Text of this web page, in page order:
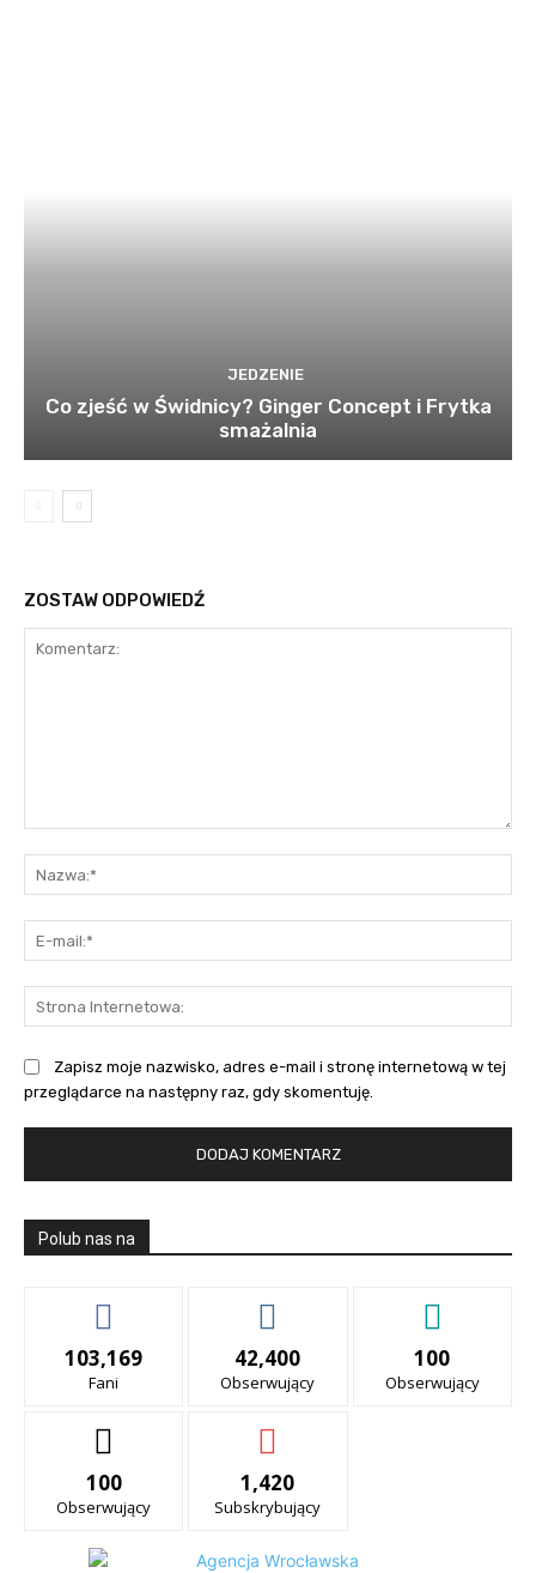
JEDZENIE
Co zjeść w Świdnicy? Ginger Concept i Frytka
smażalnia
ZOSTAW ODPOWIEDŹ
Zapisz moje nazwisko, adres e-mail i stronę internetową w tej
przeglądarce na następny raz, gdy skomentuję.
Polub nas na
103,169
Fani
42,400
Obserwujący
100
Obserwujący
100
Obserwujący
1,420
Subskrybujący